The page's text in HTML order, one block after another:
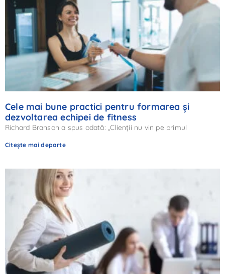
Cele mai bune practici pentru formarea și
dezvoltarea echipei de fitness
Richard Branson a spus odată: „Clienții nu vin pe primul
Citește mai departe